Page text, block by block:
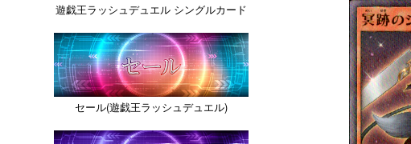
遊戯王ラッシュデュエル シングルカード
セール(遊戯王ラッシュデュエル)